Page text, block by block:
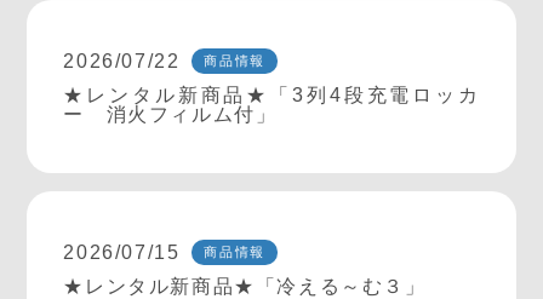
2026/07/22 商品情報
★レンタル新商品★「3列4段充電ロッカ
ー 消火フィルム付」
2026/07/15 商品情報
★レンタル新商品★「冷える～む３」